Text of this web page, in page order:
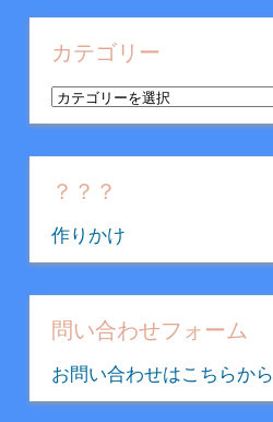
カ
イ
カテゴリー
カ
テ
ゴ
リ
？？？
作りかけ
問い合わせフォーム
お問い合わせはこちらから